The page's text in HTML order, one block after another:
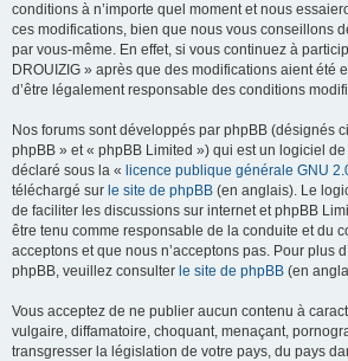
conditions à n’importe quel moment et nous
ces modifications, bien que nous vous conseillons
par vous-même. En effet, si vous continuez à
DROUIZIG » après que des modifications aient été
d’être légalement responsable des conditions
Nos forums sont développés par phpBB (désignés
phpBB » et « phpBB Limited ») qui est un logiciel
déclaré sous la « licence publique générale GNU
téléchargé sur le site de phpBB (en anglais). Le
de faciliter les discussions sur internet et phpBB
être tenu comme responsable de la conduite et du
acceptons et que nous n’acceptons pas. Pour plus
phpBB, veuillez consulter le site de phpBB (en
Vous acceptez de ne publier aucun contenu à
vulgaire, diffamatoire, choquant, menaçant,
transgresser la législation de votre pays, du pays